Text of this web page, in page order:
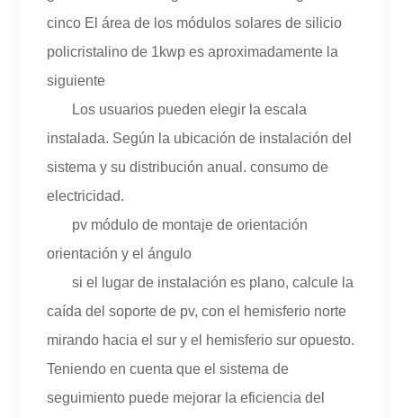
cinco El área de los módulos solares de silicio
policristalino de 1kwp es aproximadamente la
siguiente
Los usuarios pueden elegir la escala
instalada. Según la ubicación de instalación del
sistema y su distribución anual. consumo de
electricidad.
pv módulo de montaje de orientación
orientación y el ángulo
si el lugar de instalación es plano, calcule la
caída del soporte de pv, con el hemisferio norte
mirando hacia el sur y el hemisferio sur opuesto.
Teniendo en cuenta que el sistema de
seguimiento puede mejorar la eficiencia del